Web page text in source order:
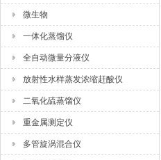
微生物
一体化蒸馏仪
全自动微量分液仪
放射性水样蒸发浓缩赶酸仪
二氧化硫蒸馏仪
重金属测定仪
多管旋涡混合仪